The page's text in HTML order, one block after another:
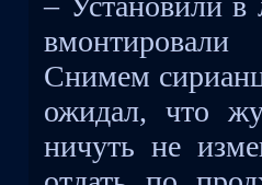
Снимем
ожидал, что
ничуть не